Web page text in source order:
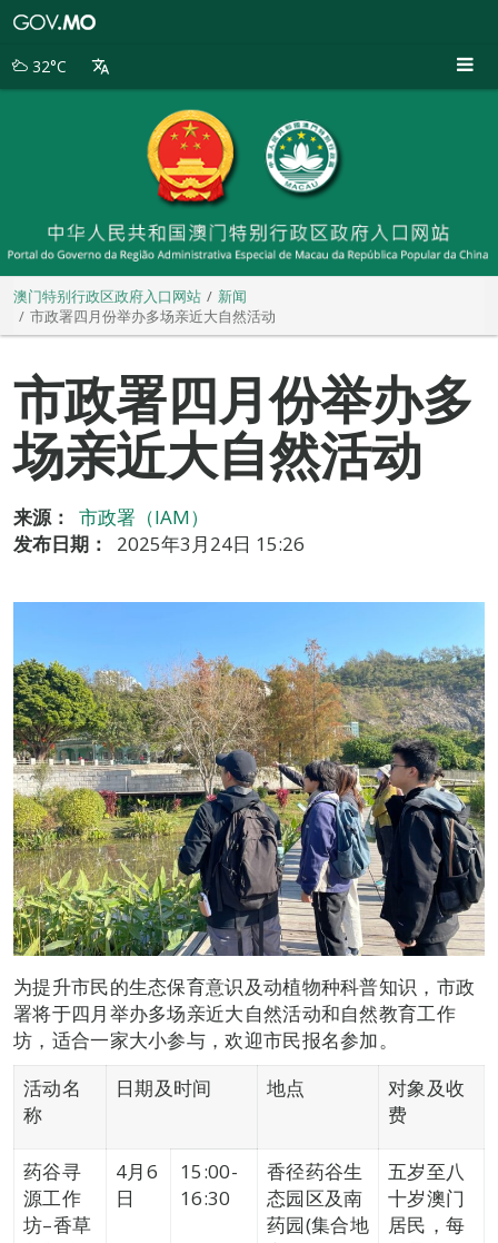
别
32°C
澳门特别行政区政府入口网站
新闻
市政署四月份举办多场亲近大自然活动
市政署四月份举办多
场亲近大自然活动
来源：
市政署（IAM）
发布日期：
2025年3月24日 15:26
为提升市民的生态保育意识及动植物种科普知识，市政
署将于四月举办多场亲近大自然活动和自然教育工作
坊，适合一家大小参与，欢迎市民报名参加。
活动名
称
日期及时间 地点
对象及收
费
药谷寻
源工作
坊–香草
4月6
日
15:00-
16:30
香径药谷生
态园区及南
药园(集合地
五岁至八
十岁澳门
居民，每